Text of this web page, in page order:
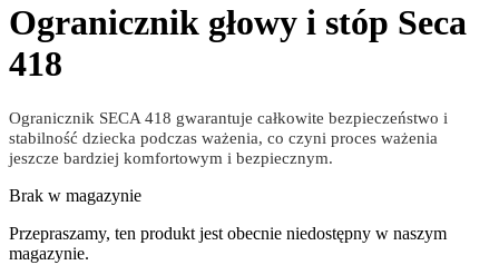
Ogranicznik głowy i stóp Seca
418
Ogranicznik SECA 418 gwarantuje całkowite bezpieczeństwo i
stabilność dziecka podczas ważenia, co czyni proces ważenia
jeszcze bardziej komfortowym i bezpiecznym.
Brak w magazynie
Przepraszamy, ten produkt jest obecnie niedostępny w naszym
magazynie.